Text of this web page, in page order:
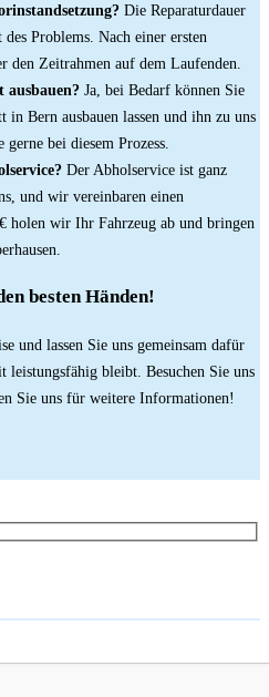
Die Reparaturdauer
Problems. Nach einer ersten
den Zeitrahmen auf dem Laufenden.
ausbauen? Ja, bei Bedarf können Sie
Bern ausbauen lassen und ihn zu uns
bei diesem Prozess.
Der Abholservice ist ganz
und wir vereinbaren einen
holen wir Ihr Fahrzeug ab und bringen
besten Händen!
und lassen Sie uns gemeinsam dafür
leistungsfähig bleibt. Besuchen Sie uns
Sie uns für weitere Informationen!